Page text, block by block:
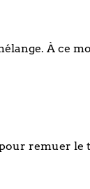
À ce
remuer le